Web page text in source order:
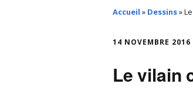
Accueil » Dessins»
14 NOVEMBRE 2016
Le vilain